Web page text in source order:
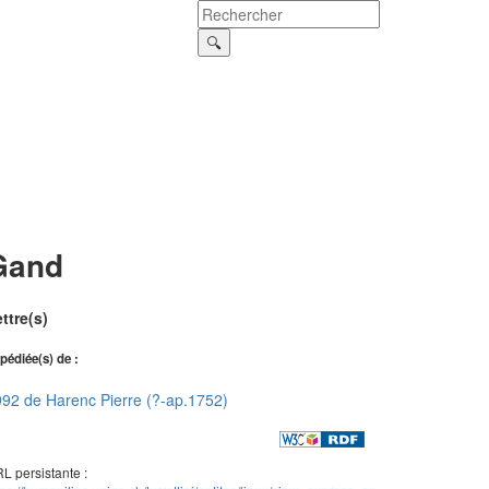
de :
de Harenc Pierre (?-ap.1752)
persistante :